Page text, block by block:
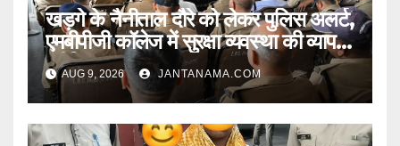
खड़गे के नैनीताल दौरे को लेकर पुलिस अलर्ट,
एमबीपीजी कॉलेज में सुरक्षा व्यवस्था की व्यापक
ब्रीफिंग
AUG 9, 2026 JANTANAMA.COM